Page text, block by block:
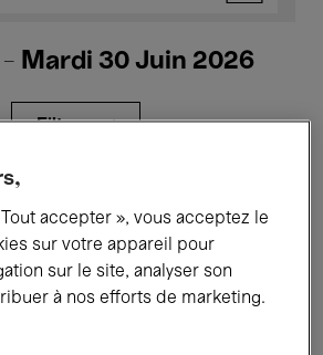
- Mardi 30 Juin 2026
Filtres
Films Performances
Débats Jazz
accepter », vous acceptez le
sur votre appareil pour
sur le site, analyser son
à nos efforts de marketing.